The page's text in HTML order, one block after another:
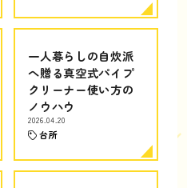
一人暮らしの自炊派
へ贈る真空式パイプ
クリーナー使い方の
ノウハウ
2026.04.20
台所